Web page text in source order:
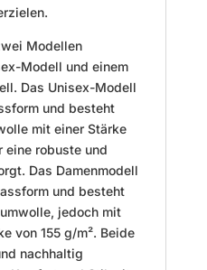
Modellen
Modell und einem
Das Unisex-Modell
und besteht
mit einer Stärke
eine robuste und
Das Damenmodell
und besteht
jedoch mit
von 155 g/m². Beide
nachhaltig